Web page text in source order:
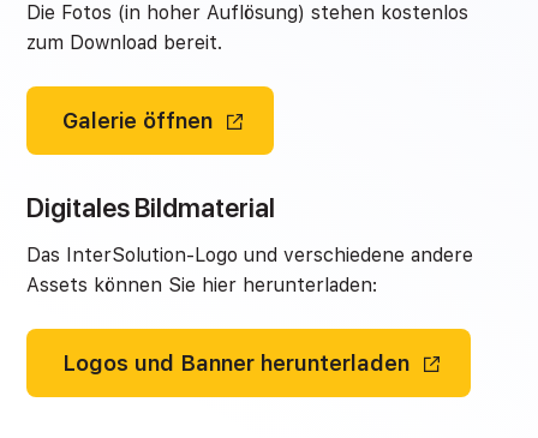
Die Fotos (in hoher Auflösung) stehen kostenlos
zum Download bereit.
Galerie öffnen
Digitales Bildmaterial
Das InterSolution-Logo und verschiedene andere
Assets können Sie hier herunterladen:
Logos und Banner herunterladen